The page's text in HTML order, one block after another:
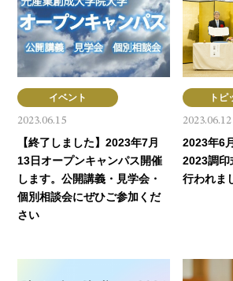
イベント
2023.06.15
【終了しました】2023年7月
13日オープンキャンパス開催
します。公開講義・見学会・
個別相談会にぜひご参加くだ
さい
トピ
2023.06.12
2023年6
2023調印
行われま